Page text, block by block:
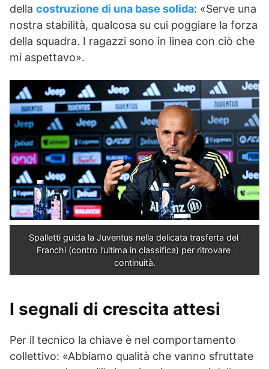
della costruzione di una base solida: «Serve una
nostra stabilità, qualcosa su cui poggiare la forza
della squadra. I ragazzi sono in linea con ciò che
mi aspettavo».
Spalletti guida la Juventus nella delicata trasferta del
Franchi (contro l’ultima in classifica) per ritrovare
continuità.
I segnali di crescita attesi
Per il tecnico la chiave è nel comportamento
collettivo: «Abbiamo qualità che vanno sfruttate